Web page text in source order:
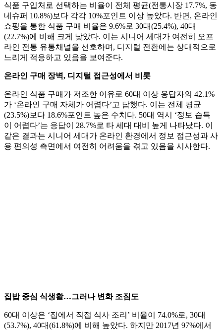
식품 구입처로 선택하는 비율이 전체 평균(전통시장 17.7%, 동
네슈퍼 10.8%)보다 각각 10%포인트 이상 높았다. 반면, 온라인
쇼핑을 통한 식품 구매 비율은 9.6%로 30대(25.4%), 40대
(22.7%)에 비해 크게 낮았다. 이는 시니어 세대가 여전히 오프
라인 전통 유통채널을 선호하며, 디지털 전환에는 상대적으로
느리게 적응하고 있음을 보여준다.
온라인 구매 장벽, 디지털 접근성에서 비롯
온라인 식품 구매가 저조한 이유로 60대 이상 응답자의 42.1%
가 ‘온라인 구매 자체가 어렵다’고 답했다. 이는 전체 평균
(23.5%)보다 18.6%포인트 높은 수치다. 50대 역시 ‘정보 습득
이 어렵다’는 응답이 28.7%로 타 세대 대비 높게 나타났다. 이
같은 결과는 시니어 세대가 온라인 환경에서 정보 접근성과 사
용 편의성 측면에서 여전히 어려움을 겪고 있음을 시사한다.
집밥 중심 식생활…그러나 변화 조짐도
60대 이상은 ‘집에서 직접 식사 조리’ 비율이 74.0%로, 30대
(53.7%), 40대(61.8%)에 비해 높았다. 하지만 2017년 97%에서